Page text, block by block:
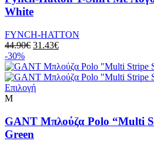
προϊόντος
επιλογές
μπορούν
επιλεγούν
στη
σελίδα
White
FYNCH-HATTON
44.90€ Original
was:
44.90€.
31.43€Η
τιμή
είναι:
-30%
ΕπιλογήΑυτό
έχει
πολλαπλές
M
GANT Μπλούζα Polo “Multi
Green